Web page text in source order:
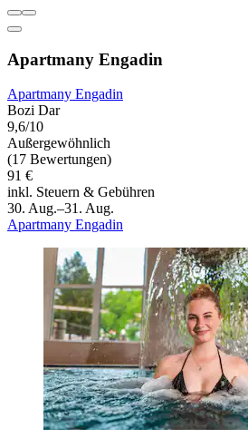
Apartmany Engadin
Apartmany Engadin
Bozi Dar
9,6/10
Außergewöhnlich
(17 Bewertungen)
91 €
inkl. Steuern & Gebühren
30. Aug.–31. Aug.
Apartmany Engadin